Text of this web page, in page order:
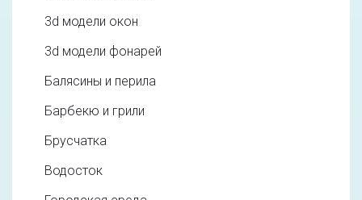
3d модели окон
3d модели фонарей
Балясины и перила
Барбекю и грили
Брусчатка
Водосток